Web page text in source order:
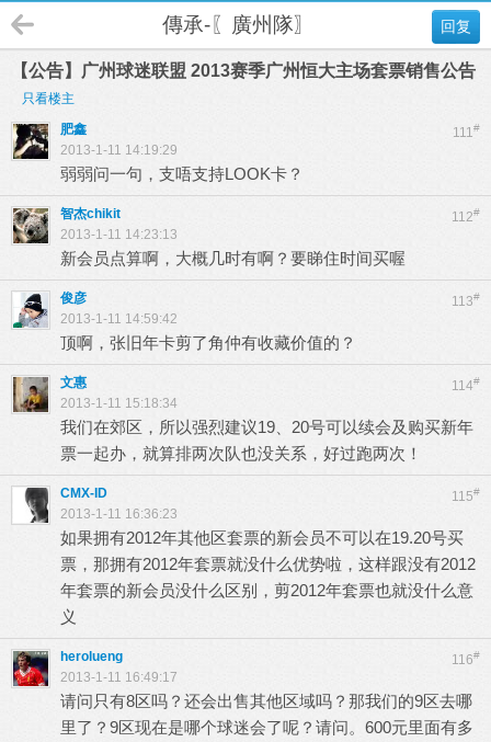
回复
傳承-〖廣州隊〗
【公告】广州球迷联盟 2013赛季广州恒大主场套票销售公告
只看楼主
111#
肥鑫
2013-1-11 14:19:29
弱弱问一句，支唔支持LOOK卡？
112#
智杰chikit
2013-1-11 14:23:13
新会员点算啊，大概几时有啊？要睇住时间买喔
113#
俊彦
2013-1-11 14:59:42
顶啊，张旧年卡剪了角仲有收藏价值的？
114#
文惠
2013-1-11 15:18:34
我们在郊区，所以强烈建议19、20号可以续会及购买新年
票一起办，就算排两次队也没关系，好过跑两次！
115#
CMX-ID
2013-1-11 16:36:23
如果拥有2012年其他区套票的新会员不可以在19.20号买
票，那拥有2012年套票就没什么优势啦，这样跟没有2012
年套票的新会员没什么区别，剪2012年套票也就没什么意
义
116#
herolueng
2013-1-11 16:49:17
请问只有8区吗？还会出售其他区域吗？那我们的9区去哪
里了？9区现在是哪个球迷会了呢？请问。600元里面有多